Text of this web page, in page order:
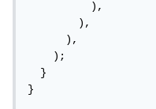
          ),
        ),
      ),
    );
  }
}